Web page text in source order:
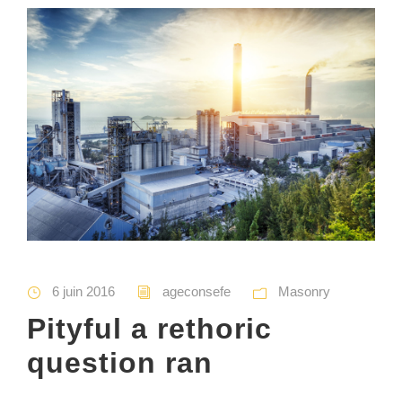
6 juin 2016 ageconsefe Masonry
Pityful a rethoric
question ran